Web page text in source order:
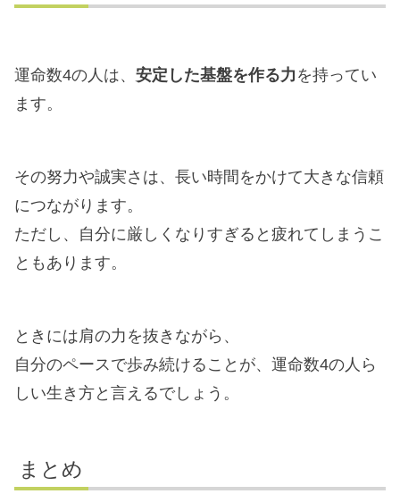
運命数4の人は、 安定した基盤を作る力 を持ってい
ます。
その努力や誠実さは、長い時間をかけて大きな信頼
につながります。
ただし、自分に厳しくなりすぎると疲れてしまうこ
ともあります。
ときには肩の力を抜きながら、
自分のペースで歩み続けることが、運命数4の人ら
しい生き方と言えるでしょう。
まとめ